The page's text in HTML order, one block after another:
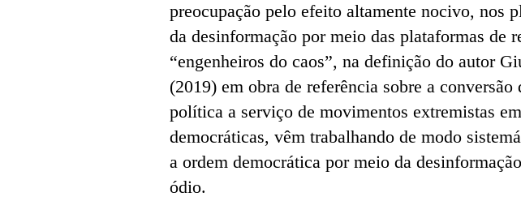
preocupação pelo efeito altamente nocivo, nos
da desinformação por meio das plataformas de
“engenheiros do caos”, na definição do autor
(2019) em obra de referência sobre a conversão
política a serviço de movimentos extremistas
democráticas, vêm trabalhando de modo
a ordem democrática por meio da
ódio.